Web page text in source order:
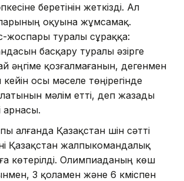
беретінін жеткізді. Ал
оқуына жұмсамақ.
жоспары туралы сұраққа:
басқару туралы әзірге
әңгіме қозғалмағанын, дегенмен
осы мәселе төңірегінде
мәлім етті, деп жазады
арнасы.
алғанда Қазақстан үшін сәтті
Қазақстан жалпыкомандалық
көтерілді. Олимпиаданың көш
3 қоламен және 6 күміспен